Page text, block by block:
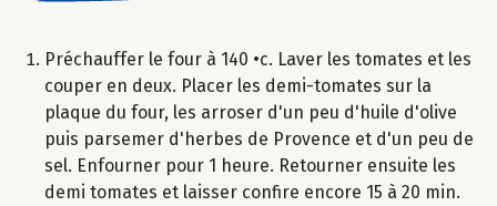
Préchauffer le four à 140 •c. Laver les tomates et les
couper en deux. Placer les demi-tomates sur la
plaque du four, les arroser d'un peu d'huile d'olive
puis parsemer d'herbes de Provence et d'un peu de
sel. Enfourner pour 1 heure. Retourner ensuite les
demi tomates et laisser confire encore 15 à 20 min.